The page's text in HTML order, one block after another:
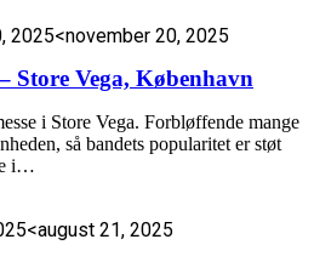
2025<november 20, 2025
Store Vega, København
i Store Vega. Forbløffende mange
så bandets popularitet er støt
i…
<august 21, 2025